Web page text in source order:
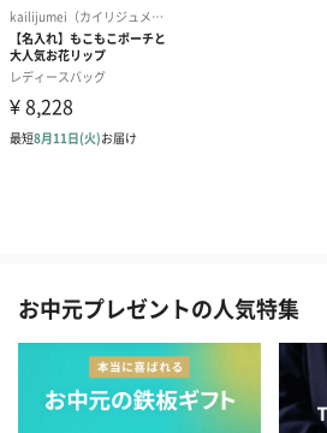
お中元プレゼントの人気特集